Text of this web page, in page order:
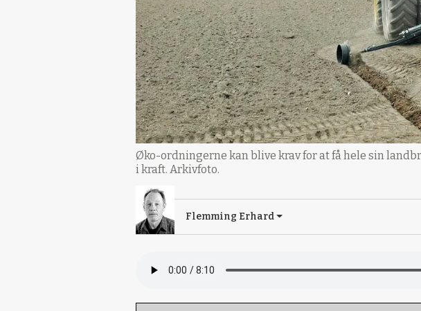
Øko-ordningerne kan blive krav for at få hele sin
i kraft. Arkivfoto.
Flemming Erhard